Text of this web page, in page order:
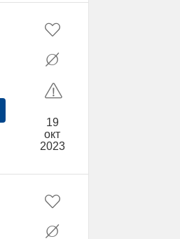
19
окт
2023